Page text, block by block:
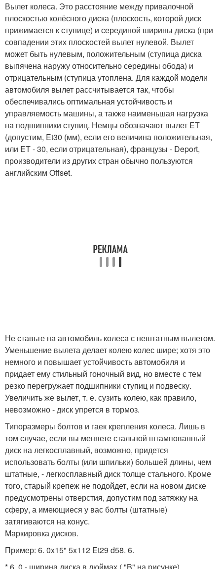
Вылет колеса. Это расстояние между привалочной
плоскостью колёсного диска (плоскость, которой диск
прижимается к ступице) и серединой ширины диска (при
совпадении этих плоскостей вылет нулевой. Вылет
может быть нулевым, положительным (ступица диска
выпячена наружу относительно середины обода) и
отрицательным (ступица утоплена. Для каждой модели
автомобиля вылет рассчитывается так, чтобы
обеспечивались оптимальная устойчивость и
управляемость машины, а также наименьшая нагрузка
на подшипники ступиц. Немцы обозначают вылет ET
(допустим, Et30 (мм), если его величина положительная,
или ET - 30, если отрицательная), французы - Deport,
производители из других стран обычно пользуются
английским Offset.
Не ставьте на автомобиль колеса с нештатным вылетом.
Уменьшение вылета делает колею колес шире; хотя это
немного и повышает устойчивость автомобиля и
придает ему стильный гоночный вид, но вместе с тем
резко перегружает подшипники ступиц и подвеску.
Увеличить же вылет, т. е. сузить колею, как правило,
невозможно - диск упрется в тормоз.
Типоразмеры болтов и гаек крепления колеса. Лишь в
том случае, если вы меняете стальной штампованный
диск на легкосплавный, возможно, придется
использовать болты (или шпильки) большей длины, чем
штатные, - легкосплавный диск толще стального. Кроме
того, старый крепеж не подойдет, если на новом диске
предусмотрены отверстия, допустим под затяжку на
сферу, а имеющиеся у вас болты (штатные)
затягиваются на конус.
Маркировка дисков.
Пример: 6. 0x15" 5x112 Et29 d58. 6.